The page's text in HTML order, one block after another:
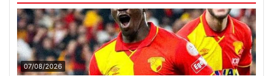
07/08/2026